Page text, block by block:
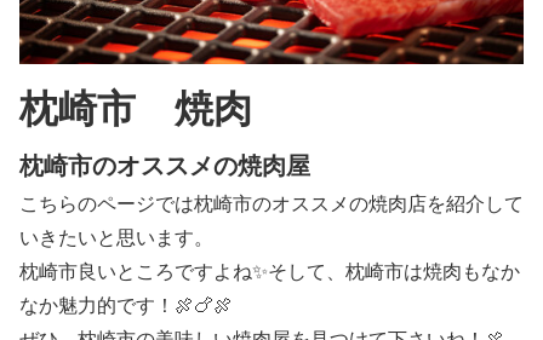
枕崎市 焼肉
枕崎市のオススメの焼肉屋
こちらのページでは枕崎市のオススメの焼肉店を紹介して
いきたいと思います。
枕崎市良いところですよね✨そして、枕崎市は焼肉もなか
なか魅力的です！🍖🍗🍖